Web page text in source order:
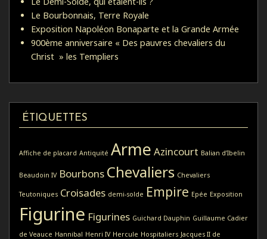
Le Bourbonnais, Terre Royale
Exposition Napoléon Bonaparte et la Grande Armée
900ème anniversaire « Des pauvres chevaliers du
Christ » les Templiers
ÉTIQUETTES
Affiche de placard Antiquité Arme Azincourt Balian d’Ibelin
Beaudoin IV Bourbons Chevaliers Chevaliers
Teutoniques Croisades demi-solde Empire Epée Exposition
Figurine Figurines Guichard Dauphin Guillaume Cadier
de Veauce Hannibal Henri IV Hercule Hospitaliers Jacques II de